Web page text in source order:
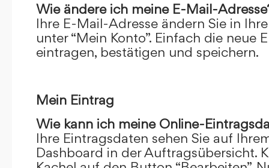
Wie ändere ich meine E-Mail-
Ihre E-Mail-Adresse ändern Sie in
unter “Mein Konto”. Einfach die neue
eintragen, bestätigen und speichern.
Mein Eintrag
Wie kann ich meine Online-
Ihre Eintragsdaten sehen Sie auf
Dashboard in der Auftragsübersicht.